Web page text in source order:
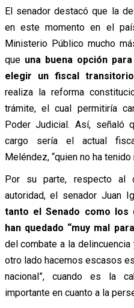
El senador destacó que la
en este momento en el
Ministerio Público mucho
que una buena opción
elegir un fiscal transitorio
realiza la reforma
trámite, el cual permitiría
Poder Judicial. Así, señaló
cargo sería el actual
Meléndez, “quien no ha tenido
Por su parte, respecto al
autoridad, el senador Juan
tanto el Senado como
han quedado “muy mal
del combate a la
otro lado hacemos escasos
nacional”, cuando es la
importante en cuanto a la